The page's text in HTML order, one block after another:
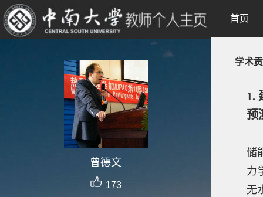
曾德文
173
首页
学术
1.
预
储
力
无